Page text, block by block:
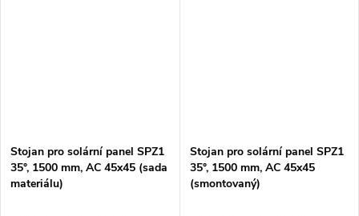
Stojan pro solární panel SPZ1
35°, 1500 mm, AC 45x45 (sada
materiálu)
Stojan pro solární panel SPZ1
35°, 1500 mm, AC 45x45
(smontovaný)